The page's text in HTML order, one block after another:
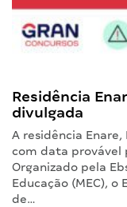
Residência
divulgada
A residência Enare,
com data provável
Organizado pela
Educação (MEC), o
de…